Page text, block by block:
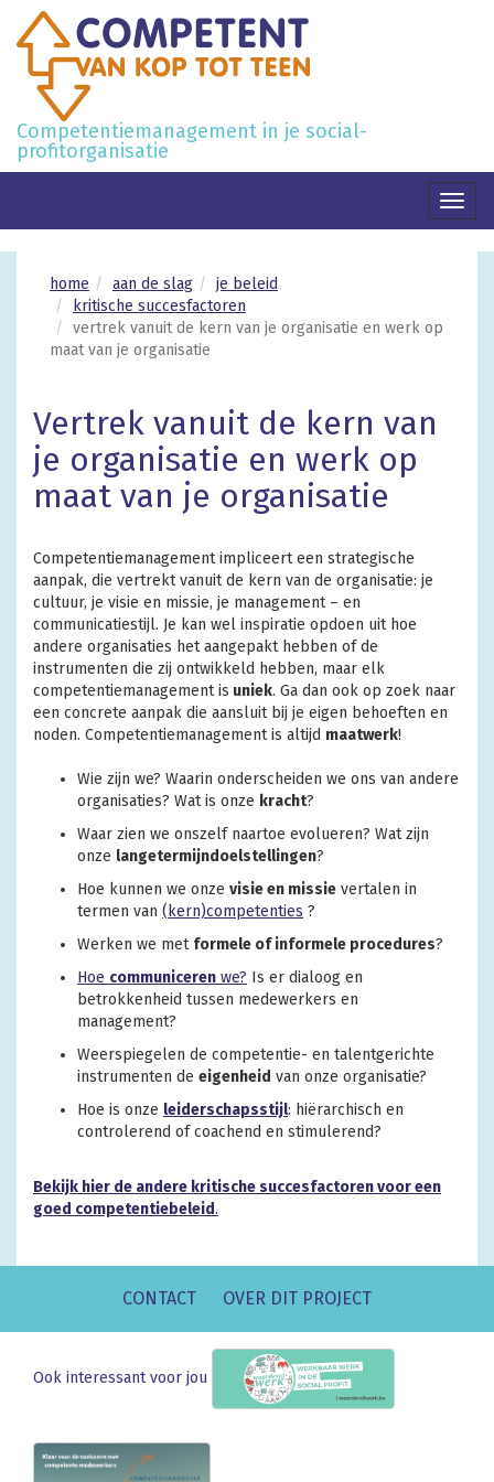
Competentiemanagement in je social-
profitorganisatie
home aan de slag
je beleid
kritische succesfactoren
vertrek vanuit de kern van je organisatie en werk op
maat van je organisatie
Vertrek vanuit de kern van
je organisatie en werk op
maat van je organisatie
Competentiemanagement impliceert een strategische
aanpak, die vertrekt vanuit de kern van de organisatie: je
cultuur, je visie en missie, je management – en
communicatiestijl. Je kan wel inspiratie opdoen uit hoe
andere organisaties het aangepakt hebben of de
instrumenten die zij ontwikkeld hebben, maar elk
competentiemanagement is uniek. Ga dan ook op zoek naar
een concrete aanpak die aansluit bij je eigen behoeften en
noden. Competentiemanagement is altijd maatwerk!
Wie zijn we? Waarin onderscheiden we ons van andere
organisaties? Wat is onze kracht?
Waar zien we onszelf naartoe evolueren? Wat zijn
onze langetermijndoelstellingen?
Hoe kunnen we onze visie en missie vertalen in
termen van (kern)competenties ?
Werken we met formele of informele procedures?
Hoe communiceren we? Is er dialoog en
betrokkenheid tussen medewerkers en
management?
Weerspiegelen de competentie- en talentgerichte
instrumenten de eigenheid van onze organisatie?
Hoe is onze leiderschapsstijl: hiërarchisch en
controlerend of coachend en stimulerend?
Bekijk hier de andere kritische succesfactoren voor een
goed competentiebeleid.
CONTACT OVER DIT PROJECT
Ook interessant voor jou